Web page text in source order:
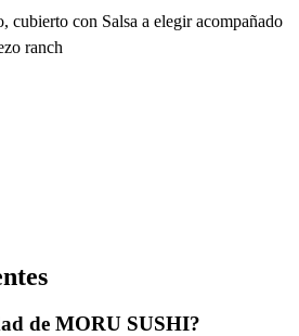
cubierto con Salsa a elegir acompañado
ranch
tes
de MORU SUSHI?